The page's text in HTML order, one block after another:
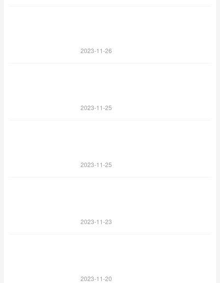
2023-11-26
2023-11-25
2023-11-25
2023-11-23
2023-11-20